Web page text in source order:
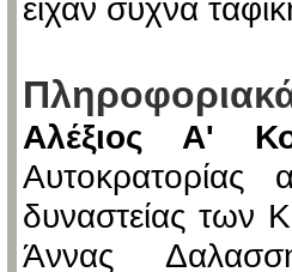
είχαν συχνά
Αλέξιος Α'
δυναστείας των
Άννας